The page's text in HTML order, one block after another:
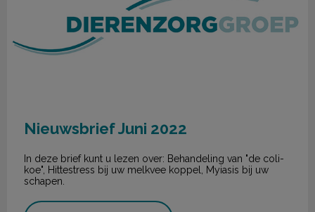
Nieuwsbrief Juni 2022
In deze brief kunt u lezen over: Behandeling van "de coli-
koe", Hittestress bij uw melkvee koppel, Myiasis bij uw
schapen.